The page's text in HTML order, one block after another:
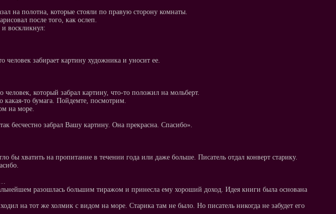
на полотна, которые стояли по правую сторону комнаты.
после того, как ослеп.
и воскликнул:
человек забирает картину художника и уносит ее.
который забрал картину, что-то положил на мольберт.
какая-то бумага. Пойдемте, посмотрим.
на море.
бесчестно забрал Вашу картину. Она прекрасна. Спасибо».
бы хватить на пропитание в течении года или даже больше. Писатель отдал конверт старику.
разошлась большим тиражом и принесла ему хороший доход. Идея книги была основана
на тот же холмик с видом на море. Старика там не было. Но писатель никогда не забудет его